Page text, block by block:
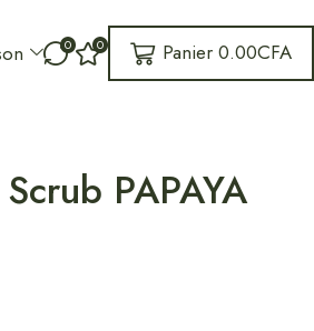
0 0 Panier 0.00CFA
PAPAYA